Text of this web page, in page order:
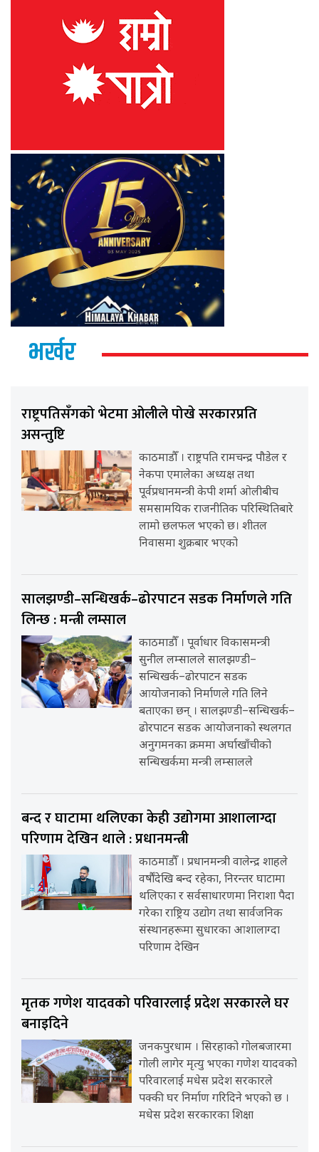
भर्खर
राष्ट्रपतिसँगको भेटमा ओलीले पोखे सरकारप्रति
असन्तुष्टि
काठमाडौँ । राष्ट्रपति रामचन्द्र पौडेल र
नेकपा एमालेका अध्यक्ष तथा
पूर्वप्रधानमन्त्री केपी शर्मा ओलीबीच
समसामयिक राजनीतिक परिस्थितिबारे
लामो छलफल भएको छ। शीतल
निवासमा शुक्रबार भएको
सालझण्डी–सन्धिखर्क–ढोरपाटन सडक निर्माणले गति
लिन्छ : मन्त्री लम्साल
काठमाडौँ । पूर्वाधार विकासमन्त्री
सुनील लम्सालले सालझण्डी–
सन्धिखर्क–ढोरपाटन सडक
आयोजनाको निर्माणले गति लिने
बताएका छन् । सालझण्डी–सन्धिखर्क–
ढोरपाटन सडक आयोजनाको स्थलगत
अनुगमनका क्रममा अर्घाखाँचीको
सन्धिखर्कमा मन्त्री लम्सालले
बन्द र घाटामा थलिएका केही उद्योगमा आशालाग्दा
परिणाम देखिन थाले : प्रधानमन्त्री
काठमाडौँ । प्रधानमन्त्री वालेन्द्र शाहले
वर्षौंदेखि बन्द रहेका, निरन्तर घाटामा
थलिएका र सर्वसाधारणमा निराशा पैदा
गरेका राष्ट्रिय उद्योग तथा सार्वजनिक
संस्थानहरूमा सुधारका आशालाग्दा
परिणाम देखिन
मृतक गणेश यादवको परिवारलाई प्रदेश सरकारले घर
बनाइदिने
जनकपुरधाम । सिरहाको गोलबजारमा
गोली लागेर मृत्यु भएका गणेश यादवको
परिवारलाई मधेस प्रदेश सरकारले
पक्की घर निर्माण गरिदिने भएको छ ।
मधेस प्रदेश सरकारका शिक्षा